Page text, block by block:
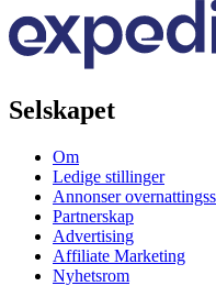
Selskapet
Om
Ledige stillinger
Annonser
Partnerskap
Advertising
Affiliate Marketing
Nyhetsrom